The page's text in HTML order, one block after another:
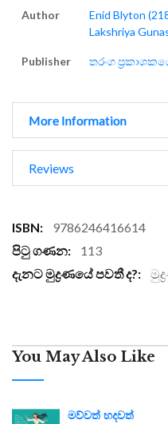
Author Enid Blyton
Lakshriya
Publisher තරංග
More Information
Reviews
More
Information
9786246416614
113
You May Also Like
මව්වත් හදවත්